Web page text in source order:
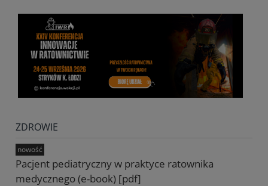
ZDROWIE
Pacjent pediatryczny w praktyce ratownika
medycznego (e-book) [pdf]
nowość